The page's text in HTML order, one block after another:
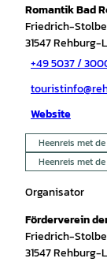
Romantik Bad
Friedrich-
31547Rehburg-
+49 5037 /
Website
Heenreis met
Heenreis met
Organisator
Förderverein
Friedrich-
31547Rehburg-